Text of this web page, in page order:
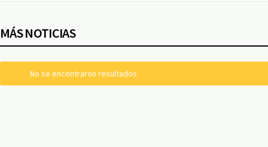
MÁS NOTICIAS
No se encontraron resultados